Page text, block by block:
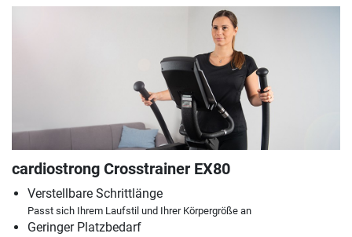
cardiostrong Crosstrainer EX80
Verstellbare Schrittlänge
Passt sich Ihrem Laufstil und Ihrer Körpergröße an
Geringer Platzbedarf